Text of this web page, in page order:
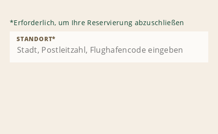
*Erforderlich, um Ihre Reservierung abzuschließen
STANDORT*